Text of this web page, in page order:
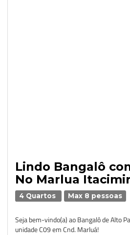
Lindo Bangalô
No Marlua
4 Quartos Max 8 pessoas
Seja bem-vindo(a) ao Bangalô de Alto
unidade C09 em Cnd. Marluá!